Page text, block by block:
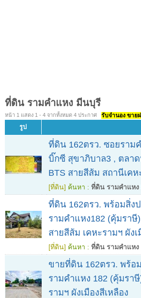
ที่ดิน รามคำแหง มีนบุรี
หน้า 1 แสดง 1 - 4 จากทั้งหมด 4 ประกาศ รับจำนอง ขาย
รูป
ที่ดิน 162ตรว. ซอยราม
บิ๊กซี สุขาภิบาล3 , ตลา
BTS สายสีส้ม สถานีเคห
[ที่ดิน] ค้นหา : ที่ดิน รามคำแห
ที่ดิน 162ตรว. พร้อมสิ่ง
รามคำแหง182 (คุ้มรา
สายสีส้ม เคหะรามฯ ผังเ
[ที่ดิน] ค้นหา : ที่ดิน รามคำแห
ขายที่ดิน 162ตรว. พร้อ
รามคำแหง 182 (คุ้มรา
รามฯ ผังเมืองสีเหลือง